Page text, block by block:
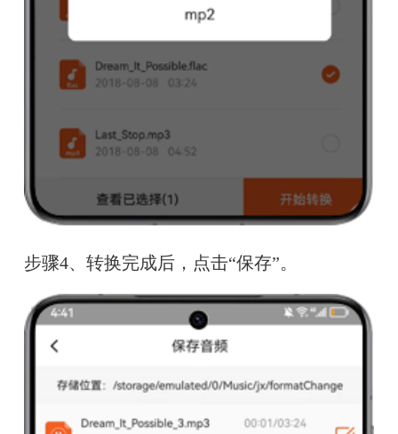
步骤4、转换完成后，点击“保存”。